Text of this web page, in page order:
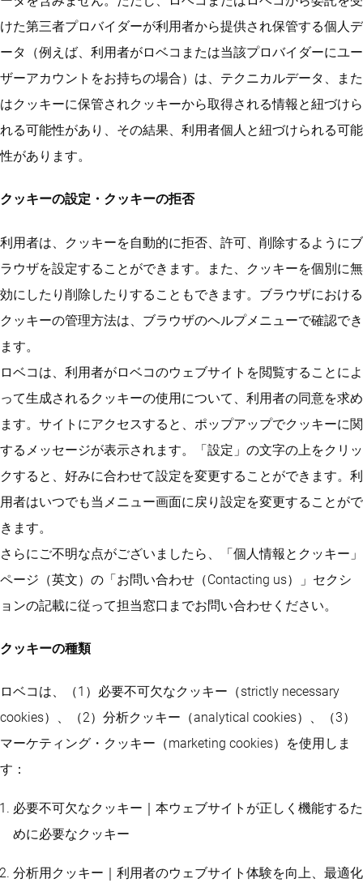
けた第三者プロバイダーが利用者から提供され保管する個人デ
ータ（例えば、利用者がロベコまたは当該プロバイダーにユー
ザーアカウントをお持ちの場合）は、テクニカルデータ、また
はクッキーに保管されクッキーから取得される情報と紐づけら
れる可能性があり、その結果、利用者個人と紐づけられる可能
性があります。
クッキーの設定・クッキーの拒否
利用者は、クッキーを自動的に拒否、許可、削除するようにブ
ラウザを設定することができます。また、クッキーを個別に無
効にしたり削除したりすることもできます。ブラウザにおける
クッキーの管理方法は、ブラウザのヘルプメニューで確認でき
ます。
ロベコは、利用者がロベコのウェブサイトを閲覧することによ
って生成されるクッキーの使用について、利用者の同意を求め
ます。サイトにアクセスすると、ポップアップでクッキーに関
するメッセージが表示されます。「設定」の文字の上をクリッ
クすると、好みに合わせて設定を変更することができます。利
用者はいつでも当メニュー画面に戻り設定を変更することがで
きます。
さらにご不明な点がございましたら、「個人情報とクッキー」
ページ（英文）の「お問い合わせ（Contacting us）」セクシ
ョンの記載に従って担当窓口までお問い合わせください。
クッキーの種類
ロベコは、（1）必要不可欠なクッキー（strictly necessary
cookies）、（2）分析クッキー（analytical cookies）、（3）
マーケティング・クッキー（marketing cookies）を使用しま
す：
必要不可欠なクッキー｜本ウェブサイトが正しく機能するた
めに必要なクッキー
分析用クッキー｜利用者のウェブサイト体験を向上、最適化